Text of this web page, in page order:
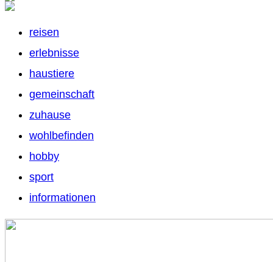
reisen
erlebnisse
haustiere
gemeinschaft
zuhause
wohlbefinden
hobby
sport
informationen